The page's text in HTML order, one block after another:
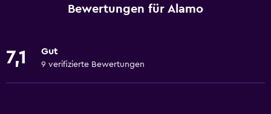
Bewertungen für Alamo
7,1 Gut
9 verifizierte Bewertungen